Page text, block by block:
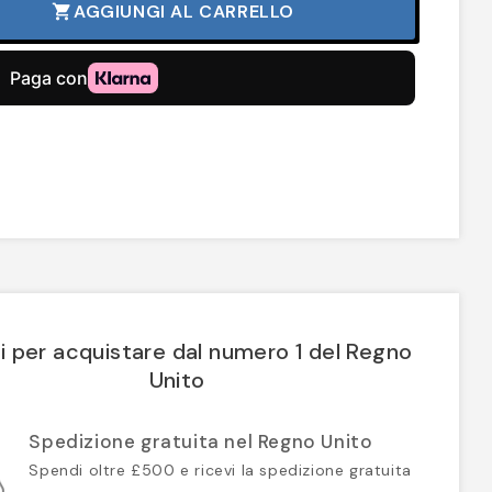
shopping_cartAGGIUNGI AL CARRELLO
per acquistare dal numero 1 del Regno
Unito
Spedizione gratuita nel Regno Unito
Spendi oltre £500 e ricevi la spedizione gratuita